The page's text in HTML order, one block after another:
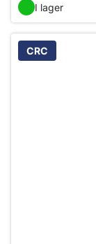
I lager
CRC